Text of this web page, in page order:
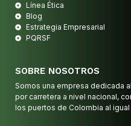
Línea Ética
Blog
Estrategia Empresarial
PQRSF
SOBRE NOSOTROS
Somos una empresa dedicada
por carretera a nivel nacional,
los puertos de Colombia al